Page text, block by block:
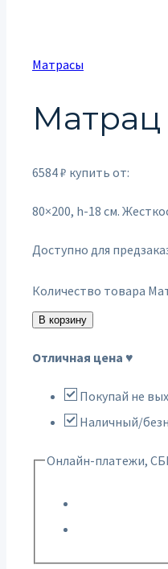
Матрасы
Матрац
6584₽ купить от:
80×200, h-18 см.
Доступно для
Количество товара
В корзину
Отличная цена ♥
Покупай не
Наличный/
Онлайн-платежи,